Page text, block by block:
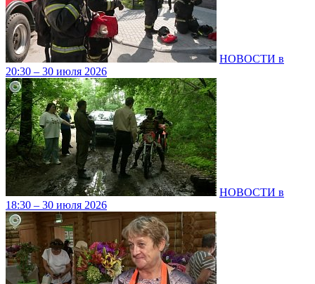
НОВОСТИ в
20:30 – 30 июля 2026
НОВОСТИ в
18:30 – 30 июля 2026